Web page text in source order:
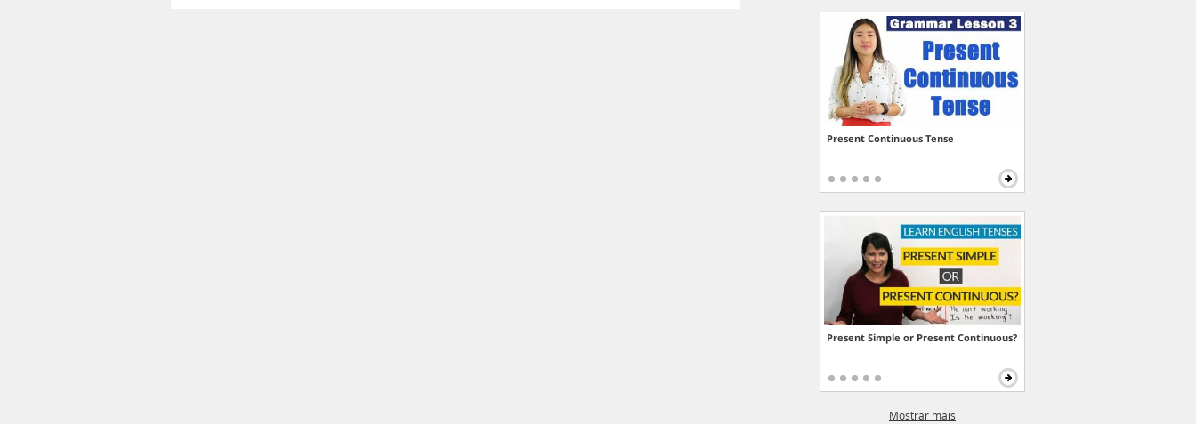
Present Continuous Tense
Present Simple or Present Continuous?
Mostrar mais